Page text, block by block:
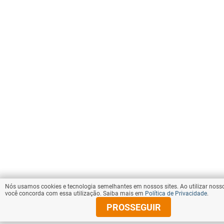
Nós usamos cookies e tecnologia semelhantes em nossos sites. Ao utilizar
você concorda com essa utilização. Saiba mais em Política de Privacidade.
PROSSEGUIR